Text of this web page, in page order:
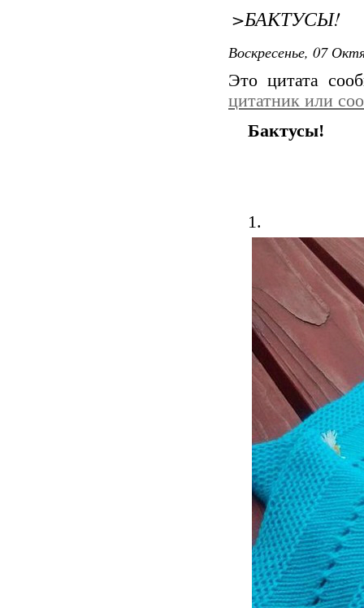
>БАКТУСЫ!
Воскресенье, 07
Это цитата
цитатник или
Бактусы!
1.